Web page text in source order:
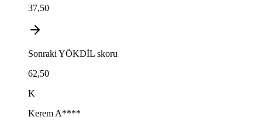
37,50
Sonraki YÖKDİL skoru
62,50
K
Kerem A****